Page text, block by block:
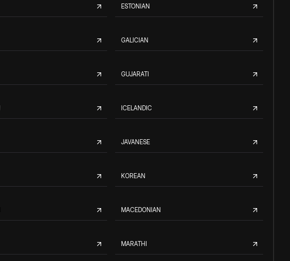
ESTONIAN
GALICIAN
GUJARATI
ICELANDIC
JAVANESE
KOREAN
MACEDONIAN
MARATHI